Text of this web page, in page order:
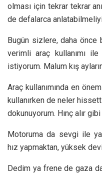
olması için tekrar tekrar
de defalarca
Bugün sizlere, daha önce
verimli araç kullanımı
istiyorum. Malum kış
Araç kullanımında en
kullanırken de neler
dokunuyorum. Hınç alır
Motoruma da sevgi ile
hız yapmaktan, yüksek
Dedim ya frene de gaza